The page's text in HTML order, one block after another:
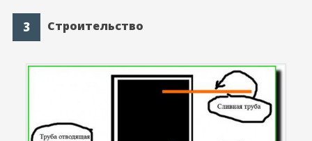
Строительство